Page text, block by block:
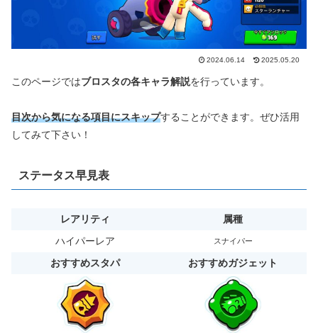
2024.06.14 2025.05.20
このページではブロスタの各キャラ解説を行っています。
目次から気になる項目にスキップすることができます。ぜひ活用
してみて下さい！
ステータス早見表
レアリティ
属種
ハイパーレア
スナイパー
おすすめスタパ おすすめガジェット